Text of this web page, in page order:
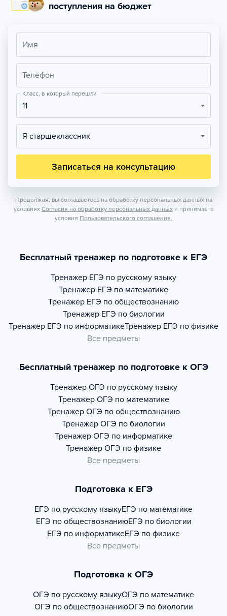
поступления на бюджет
Имя
Телефон
Класс, в который перешли
11
Я старшеклассник
Записаться на консультацию
Продолжая, вы соглашаетесь на обработку персональных данных на
условиях Согласия на обработку персональных данных и принимаете
условия Пользовательского соглашения.
Бесплатный тренажер по подготовке к ЕГЭ
Тренажер ЕГЭ по русскому языку
Тренажер ЕГЭ по математике
Тренажер ЕГЭ по обществознанию
Тренажер ЕГЭ по биологии
Тренажер ЕГЭ по информатикеТренажер ЕГЭ по физике
Все предметы
Бесплатный тренажер по подготовке к ОГЭ
Тренажер ОГЭ по русскому языку
Тренажер ОГЭ по математике
Тренажер ОГЭ по обществознанию
Тренажер ОГЭ по биологии
Тренажер ОГЭ по информатике
Тренажер ОГЭ по физике
Все предметы
Подготовка к ЕГЭ
ЕГЭ по русскому языкуЕГЭ по математике
ЕГЭ по обществознаниюЕГЭ по биологии
ЕГЭ по информатикеЕГЭ по физике
Все предметы
Подготовка к ОГЭ
ОГЭ по русскому языкуОГЭ по математике
ОГЭ по обществознаниюОГЭ по биологии